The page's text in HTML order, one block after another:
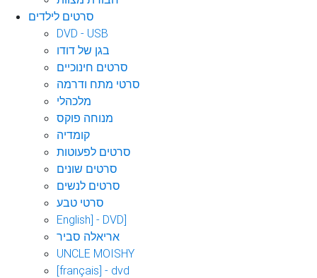
סרטים לילדים
DVD - USB
בגן של דודו
סרטים חינוכיים
סרטי מתח ודרמה
מלכהלי
מנוחה פוקס
קומדיה
סרטים לפעוטות
סרטים שונים
סרטים לנשים
סרטי טבע
English] - DVD]
אריאלה סביר
UNCLE MOISHY
[français] - dvd